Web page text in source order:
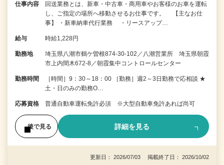
仕事内容
回送業務とは、新車・中古車・商用車やお客様のお車を運転
し、ご指定の場所へ移動させるお仕事です。 【主なお仕
事】 ・新車納車代行業務 ・リースアップ…
給与 時給1,228円
勤務地
埼玉県八潮市鶴ケ曽根874-30-102／八潮営業所 埼玉県朝霞
市上内間木672-8／朝霞集中コントロールセンター
勤務時間
［時間］9：30～18：00 ［勤務］週2～3日勤務で応相談 ★
土・日のみの勤務O…
応募資格 普通自動車運転免許必須 ※大型自動車免許あれば尚可
後で見る 詳細を見る
更新日： 2026/07/03 掲載終了日： 2026/10/02